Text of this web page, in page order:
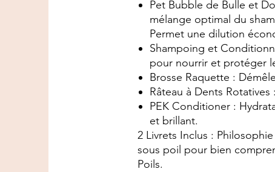
Pet Bubble de Bulle et
mélange optimal du
Permet une dilution
Shampoing et
pour nourrir et protéger
Brosse Raquette :
Râteau à Dents
PEK Conditioner :
et brillant.
2 Livrets Inclus :
sous poil pour bien
Poils.